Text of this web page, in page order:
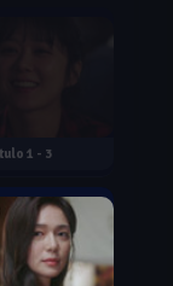
1 - 3